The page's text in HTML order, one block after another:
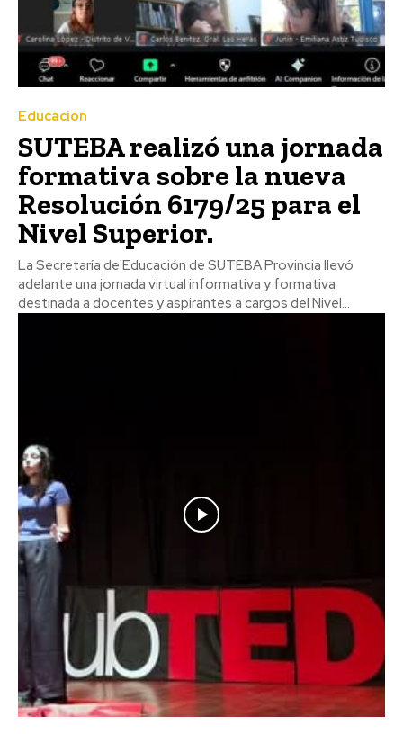
Educacion
SUTEBA realizó una jornada
formativa sobre la nueva
Resolución 6179/25 para el
Nivel Superior.
La Secretaría de Educación de SUTEBA Provincia llevó
adelante una jornada virtual informativa y formativa
destinada a docentes y aspirantes a cargos del Nivel...